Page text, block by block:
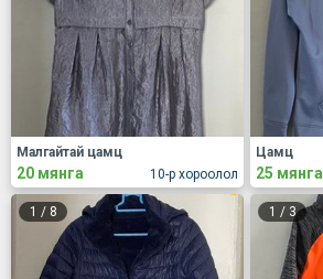
10-р хороолол
Малгайтай цамц
20 мянга
Цамц
25 мянга
1 / 8 1 / 3